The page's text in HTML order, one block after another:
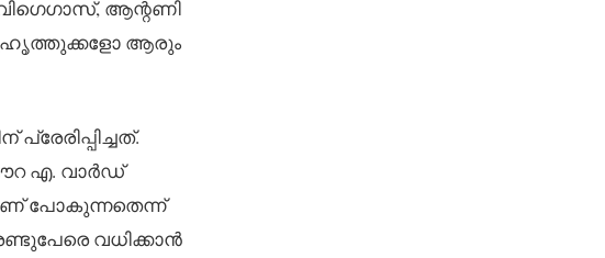
ആന്റണി
സുഹൃത്തുക്കളോ ആരും
എ. വാർഡ്
പോകുന്നതെന്ന്
വധിക്കാൻ